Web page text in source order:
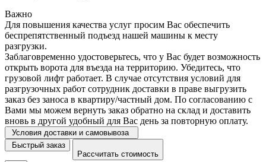
Важно
Для повышения качества услуг просим Вас обеспечить
беспрепятственный подъезд нашей машины к месту
разгрузки.
Заблаговременно удостоверьтесь, что у Вас будет возможность
открыть ворота для въезда на территорию. Убедитесь, что
грузовой лифт работает. В случае отсутствия условий для
разгрузочных работ сотрудник доставки в праве выгрузить
заказ без заноса в квартиру/частный дом. По согласованию с
Вами мы можем вернуть заказ обратно на склад и доставить
вновь в другой удобный для Вас день за повторную оплату.
Условия доставки и самовывоза
Быстрый заказ
Рассчитать стоимость